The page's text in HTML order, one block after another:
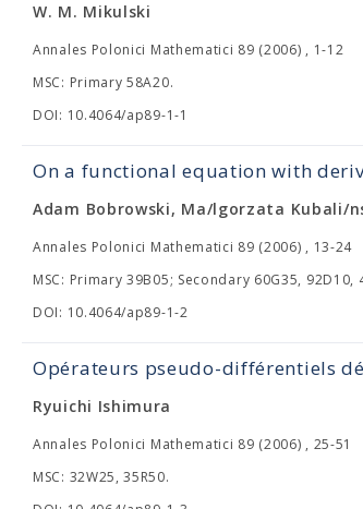
W. M. Mikulski
Annales Polonici Mathematici 89 (2006) , 1-12
MSC: Primary 58A20.
DOI: 10.4064/ap89-1-1
On a functional equation with
Adam Bobrowski, Ma/lgorzata Kubali/
Annales Polonici Mathematici 89 (2006) , 13-24
MSC: Primary 39B05; Secondary 60G35, 92D10,
DOI: 10.4064/ap89-1-2
Opérateurs pseudo-différentiels
Ryuichi Ishimura
Annales Polonici Mathematici 89 (2006) , 25-51
MSC: 32W25, 35R50.